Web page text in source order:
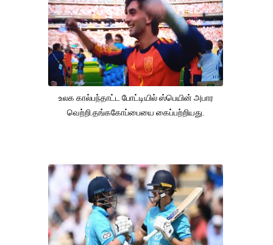
உலக கால்பந்தாட்ட போட்டியில் ஸ்பெயின் அபார
வெற்றி.தங்ககோப்பையை கைப்பற்றியது.